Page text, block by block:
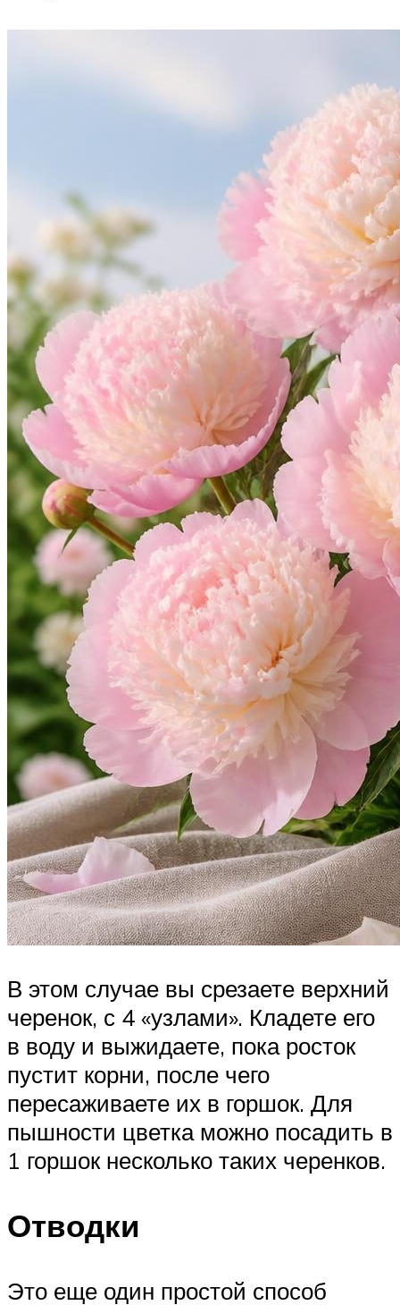
В этом случае вы срезаете верхний
черенок, с 4 «узлами». Кладете его
в воду и выжидаете, пока росток
пустит корни, после чего
пересаживаете их в горшок. Для
пышности цветка можно посадить в
1 горшок несколько таких черенков.
Отводки
Это еще один простой способ